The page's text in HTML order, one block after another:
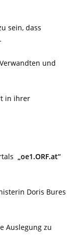
sein, dass
und
in ihrer
„oe1.ORF.at“
Doris Bures
Auslegung zu